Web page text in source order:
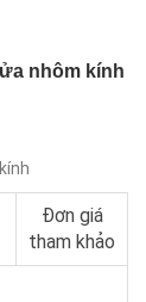
nhôm kính
Đơn giá
tham khảo